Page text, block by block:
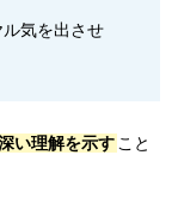
気を出させ
い理解を示す こと